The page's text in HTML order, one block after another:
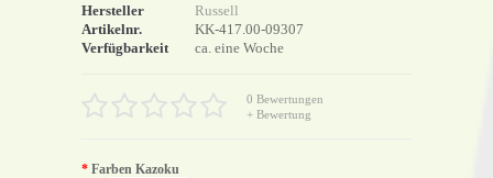
Hersteller
Russell
Artikelnr.
KK-417.00-09307
Verfügbarkeit
ca. eine Woche
0 Bewertungen
+ Bewertung
Farben Kazoku